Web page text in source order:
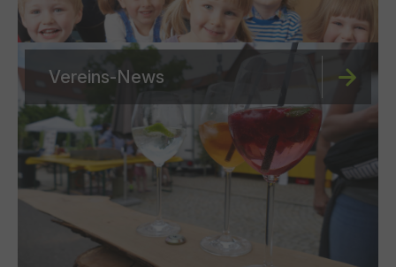
Vereins-News